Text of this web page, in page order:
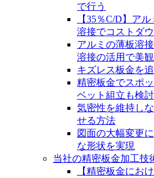
で行う
【35％C/D】ア
溶接でコストダ
アルミの薄板溶
溶接の活用で美
キズレス板金を
精密板金でスポ
ベット組立も検
気密性を維持し
せる方法
図面の大幅変更
な形状を実現
当社の精密板金加工技
【精密板金にお